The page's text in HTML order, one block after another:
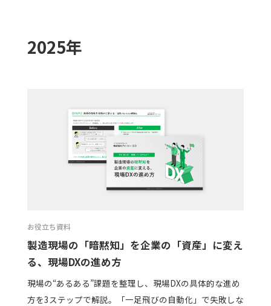
2025年
お役立ち資料
製造現場の「暗黙知」を企業の「資産」に変え
る、現場DXの進め方
現場の“あるある”課題を整理し、現場DXの具体的な進め
方を3ステップで解説。「一足飛びの自動化」で失敗しな